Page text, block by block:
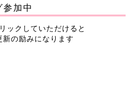
加中
ックしていただけると
新の励みになります